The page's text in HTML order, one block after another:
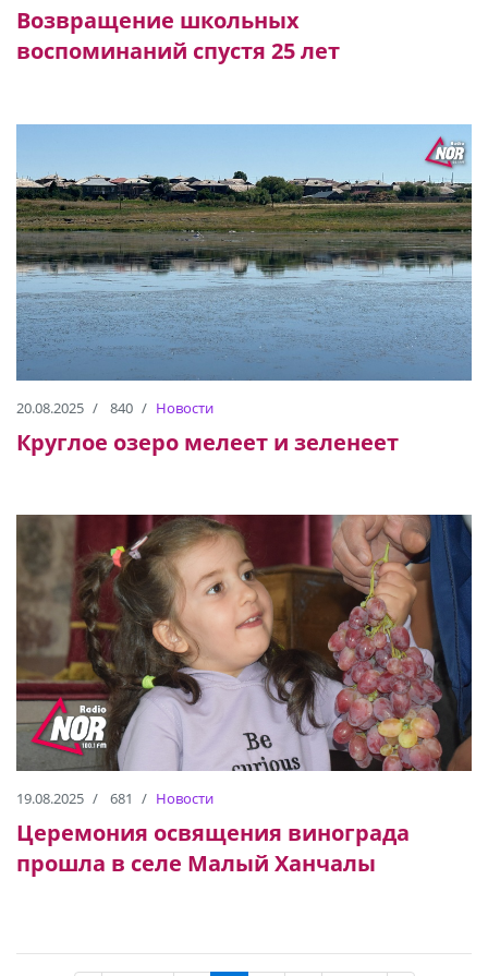
Возвращение школьных
воспоминаний спустя 25 лет
20.08.2025 840 Новости
Круглое озеро мелеет и зеленеет
19.08.2025 681 Новости
Церемония освящения винограда
прошла в селе Малый Ханчалы